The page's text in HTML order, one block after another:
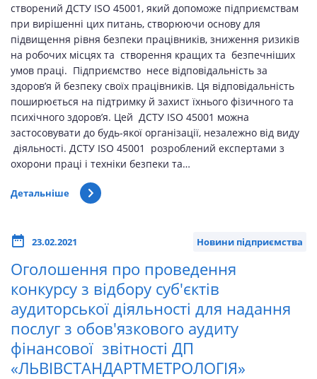
створений ДСТУ ISO 45001, який допоможе підприємствам
при вирішенні цих питань, створюючи основу для
підвищення рівня безпеки працівників, зниження ризиків
на робочих місцях та створення кращих та безпечніших
умов праці. Підприємство несе відповідальність за
здоров’я й безпеку своїх працівників. Ця відповідальність
поширюється на підтримку й захист їхнього фізичного та
психічного здоров’я. Цей ДСТУ ISO 45001 можна
застосовувати до будь-якої організації, незалежно від виду
діяльності. ДСТУ ISO 45001 розроблений експертами з
охорони праці і техніки безпеки та…
Детальніше
23.02.2021 Новини підприємства
Оголошення про проведення
конкурсу з відбору суб'єктів
аудиторської діяльності для надання
послуг з обов'язкового аудиту
фінансової звітності ДП
«ЛЬВІВСТАНДАРТМЕТРОЛОГІЯ»